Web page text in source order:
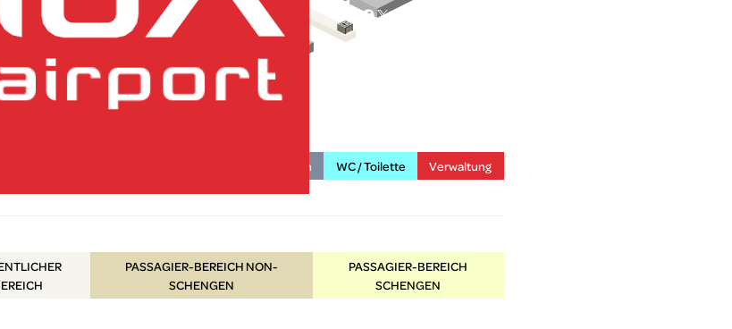
Facebook
XYouTube
Instagram
Dienstleistungen / Informationen WC / Toilette Verwaltung
PASSAGIER-BEREICH NON-
SCHENGEN
PASSAGIER-BEREICH
SCHENGEN